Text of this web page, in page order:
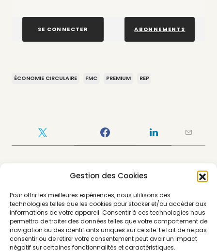
Gestion des Cookies
Pour offrir les meilleures expériences, nous utilisons des
technologies telles que les cookies pour stocker et/ou accéder aux
informations de votre appareil. Consentir à ces technologies nous
permettra de traiter des données telles que votre comportement de
navigation ou des identifiants uniques sur ce site. Le fait de ne pas
consentir ou de retirer votre consentement peut avoir un impact
négatif sur certaines fonctionnalités et caractéristiques.
SE CONNECTER ABONNEMENTS
ÉCONOMIE CIRCULAIRE FMC PREMIUM REP